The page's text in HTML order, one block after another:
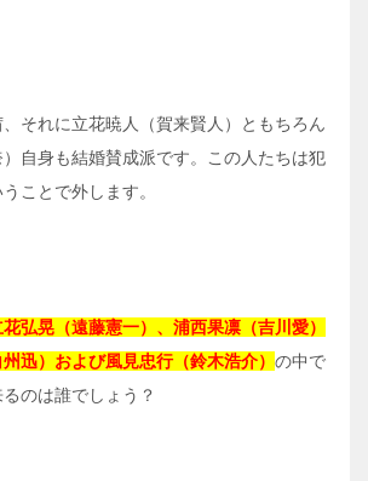
それに立花暁人（賀来賢人）ともちろん
自身も結婚賛成派です。この人たちは犯
ことで外します。
弘晃（遠藤憲一）、浦西果凛（吉川愛）
迅）および風見忠行（鈴木浩介） の中で
のは誰でしょう？